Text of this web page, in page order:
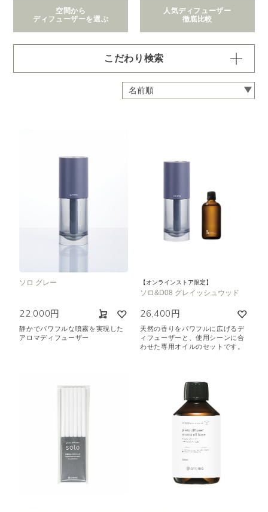
空間から
ディフューザーを選ぶ
人気ディフューザー
徹底比較
こだわり検索
※一つお選びください
身の回り 4～8畳
ソロ グレー
22,000円
静かでパワフルな噴霧を実現した
アロマディフューザー
【オンラインストア限定】
ソロ&D08 グレイッシュウッド
26,400円
天然の香りをパワフルに広げるデ
ィフューザーと、使用シーンに合
わせた専用オイルのセットです。